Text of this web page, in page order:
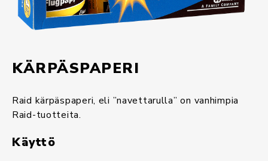
KÄRPÄSPAPERI
Raid kärpäspaperi, eli ”navettarulla” on vanhimpia
Raid-tuotteita.
Käyttö